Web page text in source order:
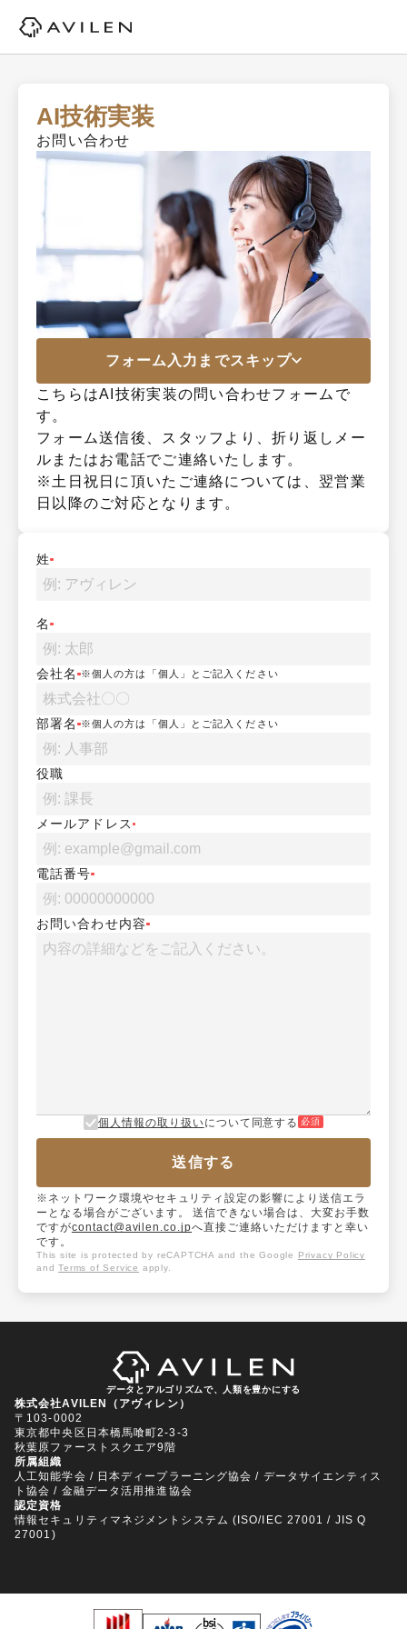
AI技術実装
お問い合わせ
フォーム入力までスキップ
こちらはAI技術実装の問い合わせフォームで
す。
フォーム送信後、スタッフより、折り返しメー
ルまたはお電話でご連絡いたします。
※土日祝日に頂いたご連絡については、翌営業
日以降のご対応となります。
姓
名
会社名 ※個人の方は「個人」とご記入ください
部署名 ※個人の方は「個人」とご記入ください
役職
メールアドレス
電話番号
お問い合わせ内容
個人情報の取り扱いについて同意する 必須
送信する
※ネットワーク環境やセキュリティ設定の影響により送信エラ
ーとなる場合がございます。 送信できない場合は、大変お手数
ですがcontact@avilen.co.jpへ直接ご連絡いただけますと幸い
です。
This site is protected by reCAPTCHA and the Google
Privacy Policy
and Terms of Service apply.
データとアルゴリズムで、人類を豊かにする
株式会社AVILEN（アヴィレン）
〒103-0002
東京都中央区日本橋馬喰町2-3-3
秋葉原ファーストスクエア9階
所属組織
人工知能学会 / 日本ディープラーニング協会 / データサイエンティス
ト協会 / 金融データ活用推進協会
認定資格
情報セキュリティマネジメントシステム (ISO/IEC 27001 / JIS Q
27001)